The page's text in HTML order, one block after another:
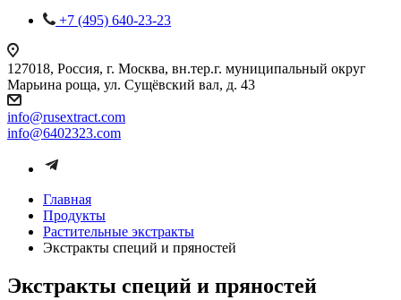
+7 (495) 640-23-23
127018, Россия, г. Москва, вн.тер.г. муниципальный округ
Марьина роща, ул. Сущёвский вал, д. 43
info@rusextract.com
info@6402323.com
Главная
Продукты
Растительные экстракты
Экстракты специй и пряностей
Экстракты специй и пряностей